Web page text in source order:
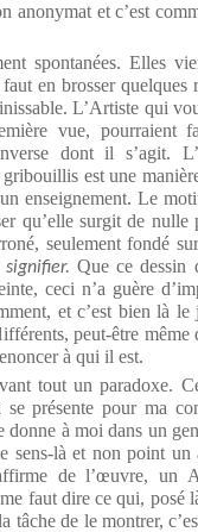
anonymat et c’est
spontanées. Elles
en brosser quelques
L’Artiste qui
vue, pourraient
dont il s’agit.
est une
enseignement. Le
qu’elle surgit de
seulement fondé
Que ce dessin
ceci n’a guère
et c’est bien là
peut-être même
à qui il est.
tout un paradoxe.
présente pour ma
à moi dans un
sens-là et non point un
de l’œuvre, un
faut dire ce qui, posé
tâche de le montrer,